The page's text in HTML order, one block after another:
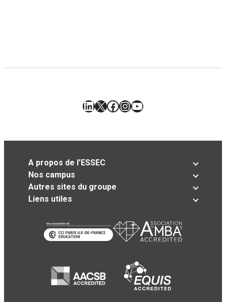
LinkedIn
X Facebook
Instagram
YouTube
A propos de l’ESSEC
Nos campus
Autres sites du groupe
Liens utiles